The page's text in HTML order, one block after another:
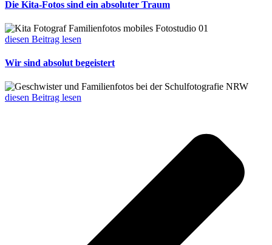
Die Kita-Fotos sind ein absoluter Traum
diesen Beitrag lesen
Wir sind absolut begeistert
diesen Beitrag lesen